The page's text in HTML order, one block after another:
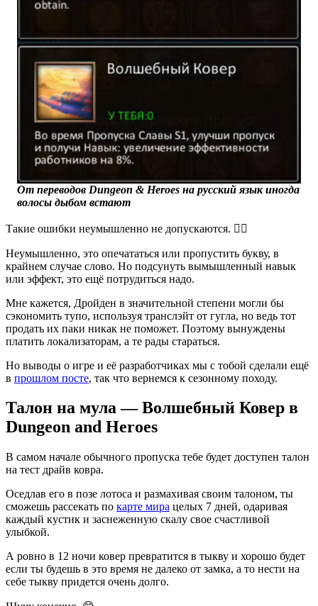
От переводов Dungeon & Heroes на русский язык иногда
волосы дыбом встают
Такие ошибки неумышленно не допускаются. 🤦‍♂️
Неумышленно, это опечататься или пропустить букву, в
крайнем случае слово. Но подсунуть вымышленный навык
или эффект, это ещё потрудиться надо.
Мне кажется, Дройден в значительной степени могли бы
сэкономить тупо, используя транслэйт от гугла, но ведь тот
продать их паки никак не поможет. Поэтому вынуждены
платить локализаторам, а те рады стараться.
Но выводы о игре и её разработчиках мы с тобой сделали ещё
в прошлом посте, так что вернемся к сезонному походу.
Талон на мула — Волшебный Ковер в
Dungeon and Heroes
В самом начале обычного пропуска тебе будет доступен талон
на тест драйв ковра.
Оседлав его в позе лотоса и размахивая своим талоном, ты
сможешь рассекать по карте мира целых 7 дней, одаривая
каждый кустик и заснеженную скалу свое счастливой
улыбкой.
А ровно в 12 ночи ковер превратится в тыкву и хорошо будет
если ты будешь в это время не далеко от замка, а то нести на
себе тыкву придется очень долго.